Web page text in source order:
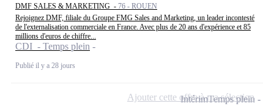
DMF SALES & MARKETING - 76 - ROUEN
Rejoignez DMF, filiale du Groupe FMG Sales and Marketing, un leader incontesté
de l'externalisation commerciale en France. Avec plus de 20 ans d'expérience et 85
millions d'euros de chiffre...
CDI - Temps plein
Publié il y a 28 jours
IntérimTemps plein
Ajouter cette offre à ma sélection